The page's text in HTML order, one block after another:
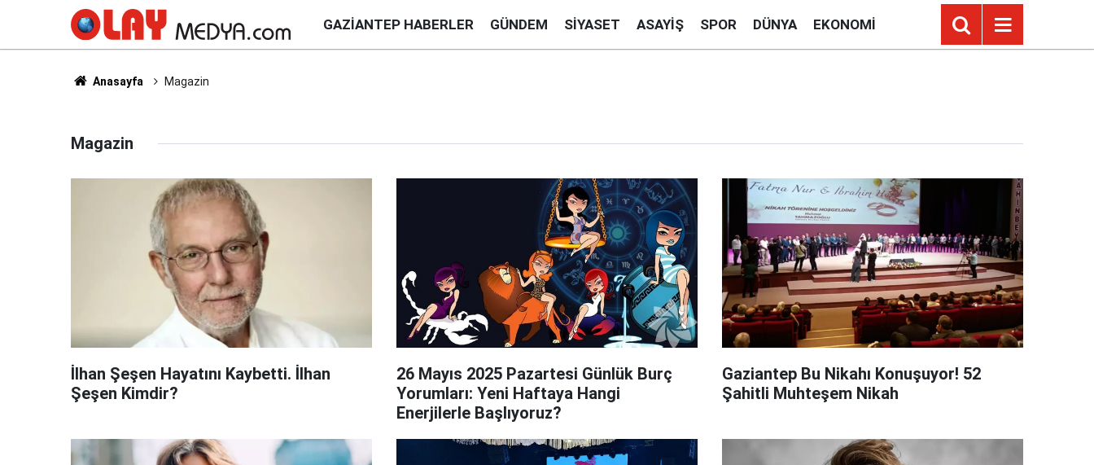
GAZIANTEP HABERLER GÜNDEM SIYASET ASAYIŞ SPOR DÜNYA EKONOMI
Anasayfa Magazin
Magazin
İlhan Şeşen Hayatını Kaybetti. İlhan
Şeşen Kimdir?
​​​​​​​26 Mayıs 2025 Pazartesi Günlük Burç
Yorumları: Yeni Haftaya Hangi
Enerjilerle Başlıyoruz?
Gaziantep Bu Nikahı Konuşuyor! 52
Şahitli Muhteşem Nikah